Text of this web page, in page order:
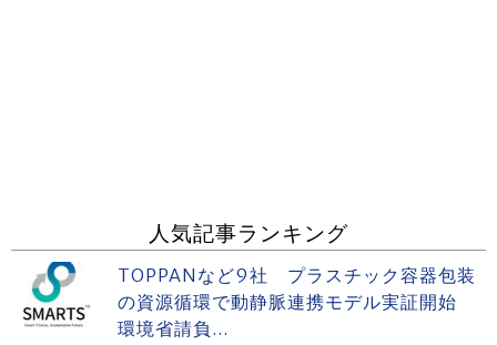
人気記事ランキング
TOPPANなど9社 プラスチック容器包装
の資源循環で動静脈連携モデル実証開始
環境省請負...